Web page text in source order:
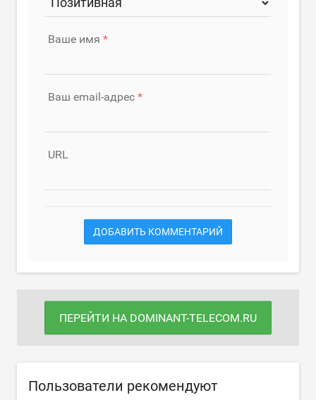
Ваше имя
Ваш email-адрес
URL
ДОБАВИТЬ КОММЕНТАРИЙ
ПЕРЕЙТИ НА DOMINANT-TELECOM.RU
Пользователи рекомендуют